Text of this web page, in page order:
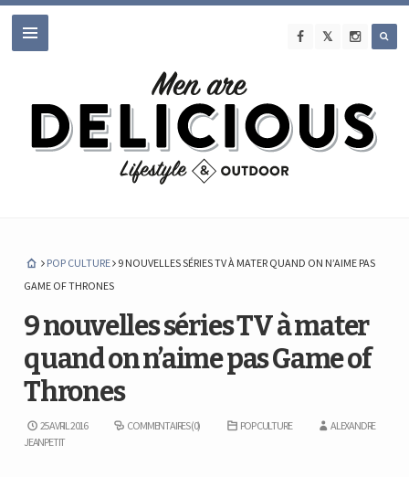
POP CULTURE 9 NOUVELLES SÉRIES TV À MATER QUAND ON N’AIME PAS
GAME OF THRONES
9 nouvelles séries TV à mater
quand on n’aime pas Game of
Thrones
25 AVRIL 2016 COMMENTAIRES (0) POP CULTURE
ALEXANDRE
JEANPETIT